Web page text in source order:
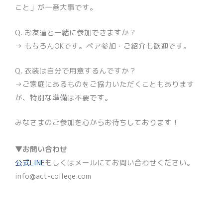
こと」が一番大事です。
Q. お友達と一緒に参加できますか？
→ もちろんOKです。ペア参加・ご紹介も歓迎です。
Q. 衣装は自分で用意するんですか？
→ご家庭にあるものをご協力いただくこともあります
が、特別な準備は不要です。
みなさまのご参加を心からお待ちしております！
▼お問い合わせ
公式LINEもしくはメールにてお問い合わせください。
info@act-college.com